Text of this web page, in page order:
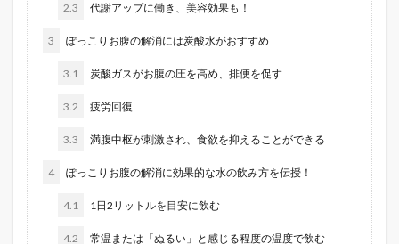
2.3 代謝アップに働き、美容効果も！
3 ぽっこりお腹の解消には炭酸水がおすすめ
3.1 炭酸ガスがお腹の圧を高め、排便を促す
3.2 疲労回復
3.3 満腹中枢が刺激され、食欲を抑えることができる
4 ぽっこりお腹の解消に効果的な水の飲み方を伝授！
4.1 1日2リットルを目安に飲む
4.2 常温または「ぬるい」と感じる程度の温度で飲む